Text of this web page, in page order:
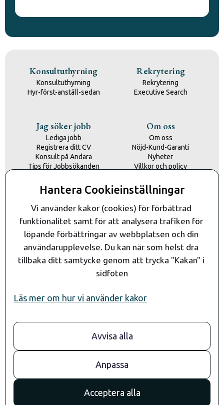
Konsultuthyrning
Konsultuthyrning
Hyr-först-anställ-sedan
Rekrytering
Rekrytering
Executive Search
Jag söker jobb
Lediga jobb
Registrera ditt CV
Konsult på Andara
Tips för Jobbsökanden
Om oss
Om oss
Nöjd-Kund-Garanti
Nyheter
Villkor och policy
Kontakta oss
Kontakt
08- 24 90 80
111 51 Stockholm
Hantera Cookieinställningar
Vi använder kakor (cookies) för förbättrad
funktionalitet samt för att analysera trafiken för
löpande förbättringar av webbplatsen och din
användarupplevelse. Du kan när som helst dra
tillbaka ditt samtycke genom att trycka "Kakan" i
sidfoten
Läs mer om hur vi använder kakor
Avvisa alla
Anpassa
Acceptera alla